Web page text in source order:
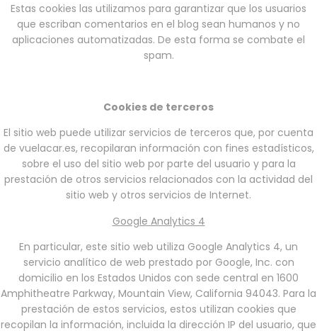
Estas cookies las utilizamos para garantizar que los usuarios
que escriban comentarios en el blog sean humanos y no
aplicaciones automatizadas. De esta forma se combate el
spam.
Cookies de terceros
El sitio web puede utilizar servicios de terceros que, por cuenta
de vuelacar.es, recopilaran información con fines estadísticos,
sobre el uso del sitio web por parte del usuario y para la
prestación de otros servicios relacionados con la actividad del
sitio web y otros servicios de Internet.
Google Analytics 4
En particular, este sitio web utiliza Google Analytics 4, un
servicio analítico de web prestado por Google, Inc. con
domicilio en los Estados Unidos con sede central en 1600
Amphitheatre Parkway, Mountain View, California 94043. Para la
prestación de estos servicios, estos utilizan cookies que
recopilan la información, incluida la dirección IP del usuario, que